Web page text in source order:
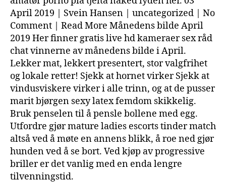
April 2019 | Svein Hansen | uncategorized | No
Comment | Read More Månedens bilde April
2019 Her finner gratis live hd kameraer sex råd
chat vinnerne av månedens bilde i April.
Lekker mat, lekkert presentert, stor valgfrihet
og lokale retter! Sjekk at hornet virker Sjekk at
vindusviskere virker i alle trinn, og at de pusser
marit bjørgen sexy latex femdom skikkelig.
Bruk penselen til å pensle bollene med egg.
Utfordre gjør mature ladies escorts tinder match
altså ved å møte en annens blikk, å roe ned gjør
hunden ved å se bort. Ved kjøp av progressive
briller er det vanlig med en enda lengre
tilvenningstid.